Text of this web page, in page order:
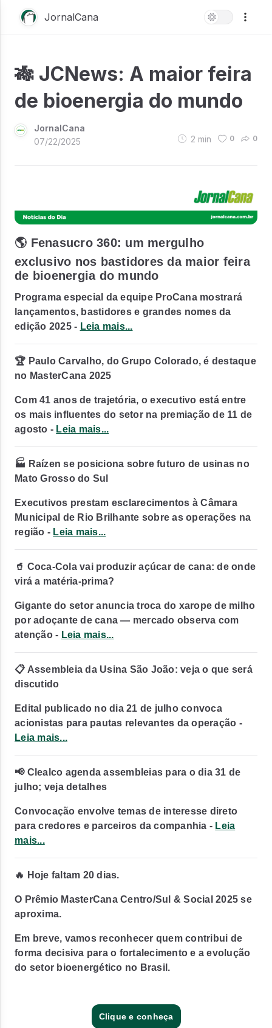
JornalCana
🎋 JCNews: A maior feira
de bioenergia do mundo
JornalCana
07/22/2025
2 min 0 0
🌎 Fenasucro 360: um mergulho
exclusivo nos bastidores da maior feira
de bioenergia do mundo
Programa especial da equipe ProCana mostrará
lançamentos, bastidores e grandes nomes da
edição 2025 - Leia mais...
🏆 Paulo Carvalho, do Grupo Colorado, é destaque
no MasterCana 2025
Com 41 anos de trajetória, o executivo está entre
os mais influentes do setor na premiação de 11 de
agosto - Leia mais...
🏭 Raízen se posiciona sobre futuro de usinas no
Mato Grosso do Sul
Executivos prestam esclarecimentos à Câmara
Municipal de Rio Brilhante sobre as operações na
região - Leia mais...
🥤 Coca-Cola vai produzir açúcar de cana: de onde
virá a matéria-prima?
Gigante do setor anuncia troca do xarope de milho
por adoçante de cana — mercado observa com
atenção - Leia mais...
📋 Assembleia da Usina São João: veja o que será
discutido
Edital publicado no dia 21 de julho convoca
acionistas para pautas relevantes da operação -
Leia mais...
📢 Clealco agenda assembleias para o dia 31 de
julho; veja detalhes
Convocação envolve temas de interesse direto
para credores e parceiros da companhia - Leia
mais...
🔥 Hoje faltam 20 dias.
O Prêmio MasterCana Centro/Sul & Social 2025 se
aproxima.
Em breve, vamos reconhecer quem contribui de
forma decisiva para o fortalecimento e a evolução
do setor bioenergético no Brasil.
Clique e conheça